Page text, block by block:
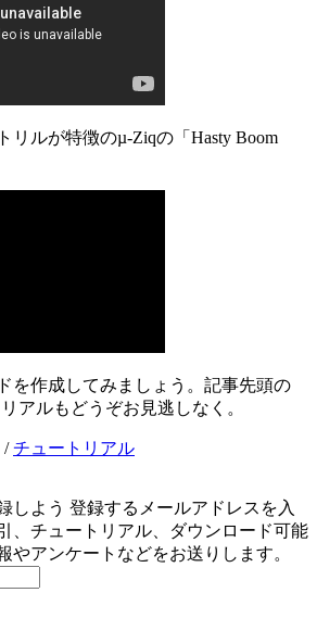
リルが特徴のµ-Ziqの「Hasty Boom
を作成してみましょう。記事先頭の
アルもどうぞお見逃しなく。
/チュートリアル
しよう 登録するメールアドレスを入
、チュートリアル、ダウンロード可能
やアンケートなどをお送りします。